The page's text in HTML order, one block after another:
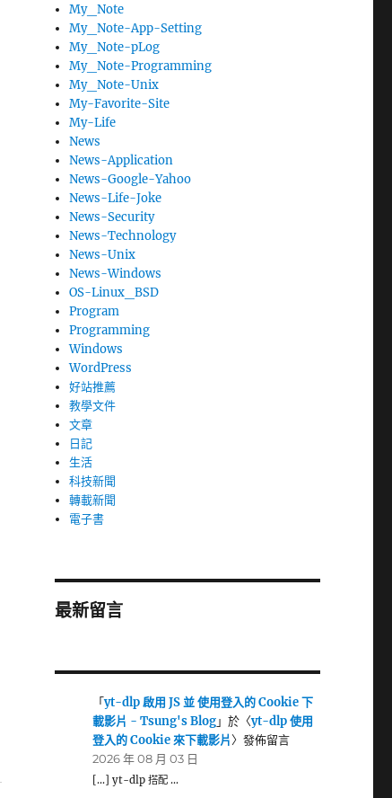
My_Note
My_Note-App-Setting
My_Note-pLog
My_Note-Programming
My_Note-Unix
My-Favorite-Site
My-Life
News
News-Application
News-Google-Yahoo
News-Life-Joke
News-Security
News-Technology
News-Unix
News-Windows
OS-Linux_BSD
Program
Programming
Windows
WordPress
好站推薦
教學文件
文章
日記
生活
科技新聞
轉載新聞
電子書
最新留言
「yt-dlp 啟用 JS 並 使用登入的 Cookie 下
載影片 - Tsung's Blog」於〈yt-dlp 使用
登入的 Cookie 來下載影片〉發佈留言
2026 年 08 月 03 日
[…] yt-dlp 搭配 …